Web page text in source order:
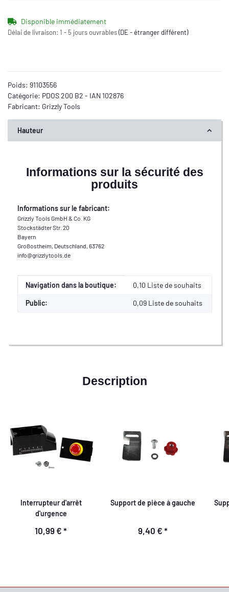
Disponible immédiatement
Délai de livraison: 1 - 5 jours ouvrables(DE - étranger différent)
Poids: 91103556
Catégorie: PDOS 200 B2 - IAN 102876
Fabricant: Grizzly Tools
Hauteur
Informations sur la sécurité des
produits
Informations sur le fabricant:
Grizzly Tools GmbH & Co. KG
Stockstädter Str. 20
Bayern
Großostheim, Deutschland, 63762
info@grizzlytools.de
Valeur
Fabricant
Navigation dans la boutique: 0,10 Liste de souhaits
Public: 0,09 Liste de souhaits
Description
Interrupteur d'arrêt
d'urgence
10,99 € *
Support de pièce à gauche
9,40 € *